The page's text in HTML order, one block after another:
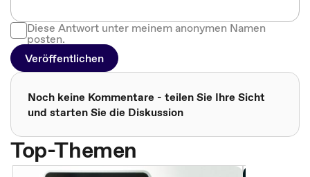
Diese Antwort unter meinem anonymen Namen
posten.
Veröffentlichen
Noch keine Kommentare - teilen Sie Ihre Sicht
und starten Sie die Diskussion
Top-Themen